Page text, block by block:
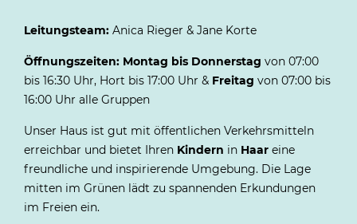
Leitungsteam: Anica Rieger & Jane Korte
Öffnungszeiten: Montag bis Donnerstag von 07:00
bis 16:30 Uhr, Hort bis 17:00 Uhr & Freitag von 07:00 bis
16:00 Uhr alle Gruppen
Unser Haus ist gut mit öffentlichen Verkehrsmitteln
erreichbar und bietet Ihren Kindern in Haar eine
freundliche und inspirierende Umgebung. Die Lage
mitten im Grünen lädt zu spannenden Erkundungen
im Freien ein.